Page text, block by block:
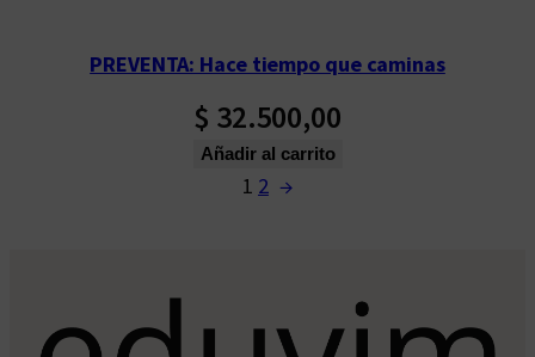
PREVENTA: Hace tiempo que caminas
$ 32.500,00
Añadir al carrito
1 2 →